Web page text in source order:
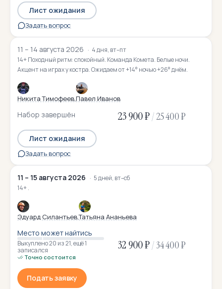
Лист ожидания
Задать вопрос
11 – 14 августа 2026
4 дня, вт–пт
14+ Походный ритм: спокойный. Команда Комета. Белые ночи.
Акцент на играх у костра. Ожидаем от +14° ночью +26° днём.
Никита Тимофеев Павел Иванов
Набор завершён 23 900 ₽/25 400 ₽
Лист ожидания
Задать вопрос
11 – 15 августа 2026
5 дней, вт–сб
14+ .
Эдуард СилантьевТатьяна Ананьева
Место может найтись
Выкуплено 20 из 21,ещё 1
записался
Точно состоится
32 900 ₽/34 400 ₽
Подать заявку